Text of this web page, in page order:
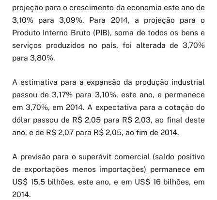
projeção para o crescimento da economia este ano de
3,10% para 3,09%. Para 2014, a projeção para o
Produto Interno Bruto (PIB), soma de todos os bens e
serviços produzidos no país, foi alterada de 3,70%
para 3,80%.
A estimativa para a expansão da produção industrial
passou de 3,17% para 3,10%, este ano, e permanece
em 3,70%, em 2014. A expectativa para a cotação do
dólar passou de R$ 2,05 para R$ 2,03, ao final deste
ano, e de R$ 2,07 para R$ 2,05, ao fim de 2014.
A previsão para o superávit comercial (saldo positivo
de exportações menos importações) permanece em
US$ 15,5 bilhões, este ano, e em US$ 16 bilhões, em
2014.